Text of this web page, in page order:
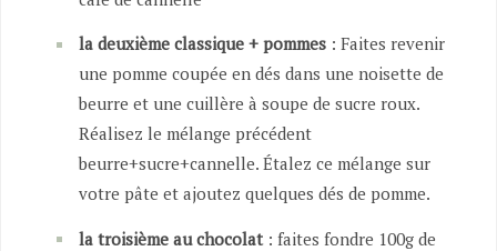
la deuxième classique + pommes : Faites revenir
une pomme coupée en dés dans une noisette de
beurre et une cuillère à soupe de sucre roux.
Réalisez le mélange précédent
beurre+sucre+cannelle. Étalez ce mélange sur
votre pâte et ajoutez quelques dés de pomme.
la troisième au chocolat: faites fondre 100g de